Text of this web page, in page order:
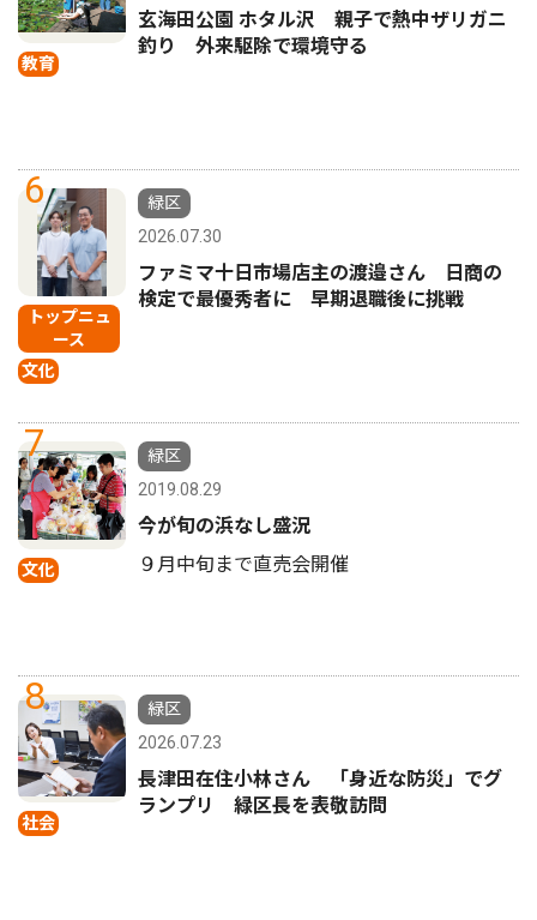
教育
玄海田公園 ホタル沢 親子で熱中ザリガニ
釣り 外来駆除で環境守る
6
トップニュ
ース
文化
緑区
2026.07.30
ファミマ十日市場店主の渡邉さん 日商の
検定で最優秀者に 早期退職後に挑戦
7
文化
緑区
2019.08.29
今が旬の浜なし盛況
９月中旬まで直売会開催
8
社会
緑区
2026.07.23
長津田在住小林さん 「身近な防災」でグ
ランプリ 緑区長を表敬訪問